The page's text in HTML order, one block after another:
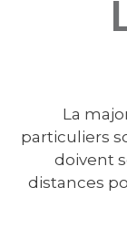
La
particuliers
doivent
distances